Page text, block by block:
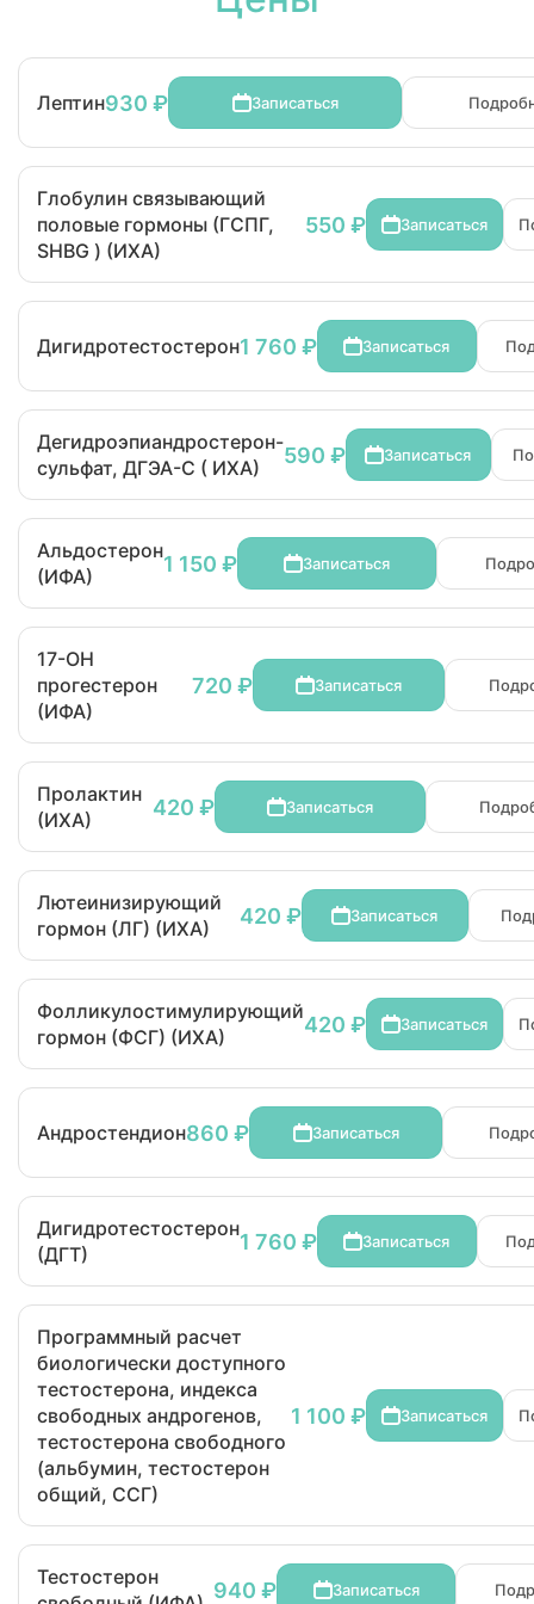
Лептин930 ₽ Записаться
Глобулин связывающий
половые гормоны (ГСПГ,
SHBG ) (ИХА)
550 ₽ Записаться
Дигидротестостерон1 760 ₽ Записаться
Дегидроэпиандростерон-
сульфат, ДГЭА-С ( ИХА)
590 ₽ Записаться
Альдостерон
(ИФА)
1 150 ₽ Записаться
17-ОН
прогестерон
(ИФА)
720 ₽ Записаться
Пролактин
(ИХА)
420 ₽ Записаться
Лютеинизирующий
гормон (ЛГ) (ИХА)
420 ₽ Записаться
Фолликулостимулирующий
гормон (ФСГ) (ИХА)
420 ₽ Записаться
Андростендион860 ₽ Записаться
Дигидротестостерон
(ДГТ)
1 760 ₽ Записаться
Программный расчет
биологически доступного
тестостерона, индекса
свободных андрогенов,
тестостерона свободного
(альбумин, тестостерон
общий, ССГ)
1 100 ₽ Записаться
Тестостерон
940 ₽ Записаться